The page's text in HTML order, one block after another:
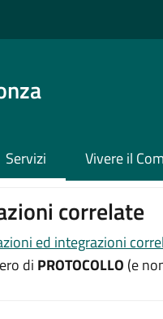
Servizi Vivere il
correlate
ed integrazioni
di PROTOCOLLO (e